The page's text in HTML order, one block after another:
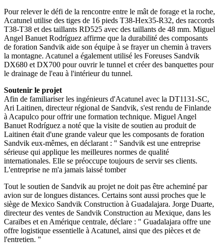
Pour relever le défi de la rencontre entre le mât de forage et la roche,
Acatunel utilise des tiges de 16 pieds T38-Hex35-R32, des raccords
T38-T38 et des taillants RD525 avec des taillants de 48 mm. Miguel
Angel Banuet Rodríguez affirme que la durabilité des composants
de foration Sandvik aide son équipe à se frayer un chemin à travers
la montagne. Acatunel a également utilisé les Foreuses Sandvik
DX680 et DX700 pour ouvrir le tunnel et créer des banquettes pour
le drainage de l'eau à l'intérieur du tunnel.
Soutenir le projet
Afin de familiariser les ingénieurs d'Acatunel avec la DT1131-SC,
Ari Laitinen, directeur régional de Sandvik, s'est rendu de Finlande
à Acapulco pour offrir une formation technique. Miguel Angel
Banuet Rodríguez a noté que la visite de soutien au produit de
Laitinen était d'une grande valeur que les composants de foration
Sandvik eux-mêmes, en déclarant : " Sandvik est une entreprise
sérieuse qui applique les meilleures normes de qualité
internationales. Elle se préoccupe toujours de servir ses clients.
L'entreprise ne m'a jamais laissé tomber
Tout le soutien de Sandvik au projet ne doit pas être acheminé par
avion sur de longues distances. Certains sont aussi proches que le
siège de Mexico Sandvik Construction à Guadalajara. Jorge Duarte,
directeur des ventes de Sandvik Construction au Mexique, dans les
Caraïbes et en Amérique centrale, déclare : " Guadalajara offre une
offre logistique essentielle à Acatunel, ainsi que des pièces et de
l'entretien. "